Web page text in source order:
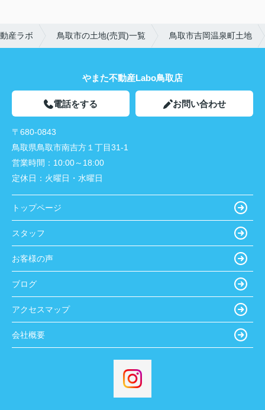
産ラボ 鳥取市の土地(売買)一覧 鳥取市吉岡温泉町土地
やまた不動産Labo鳥取店
電話をする お問い合わせ
〒680-0843
鳥取県鳥取市南吉方１丁目31-1
営業時間： 10:00～18:00
定休日： 火曜日・水曜日
トップページ
スタッフ
お客様の声
ブログ
アクセスマップ
会社概要